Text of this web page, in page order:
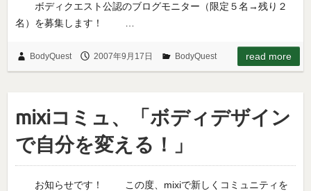
ボディクエスト公認のブログモニター（限定５名→残り２
名）を募集します！ …
BodyQuest 2007年9月17日 BodyQuest read more
mixiコミュ、「ボディデザイン
で自分を変える！」
お知らせです！ この度、mixiで新しくコミュニティを